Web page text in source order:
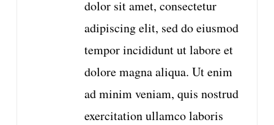
dolor sit amet, consectetur
adipiscing elit, sed do eiusmod
tempor incididunt ut labore et
dolore magna aliqua. Ut enim
ad minim veniam, quis nostrud
exercitation ullamco laboris